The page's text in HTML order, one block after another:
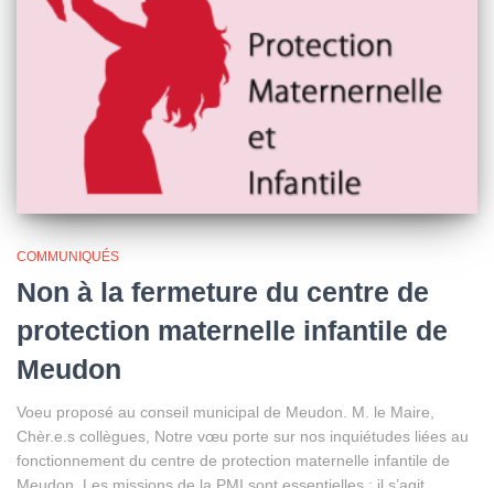
COMMUNIQUÉS
Non à la fermeture du centre de
protection maternelle infantile de
Meudon
Voeu proposé au conseil municipal de Meudon. M. le Maire,
Chèr.e.s collègues, Notre vœu porte sur nos inquiétudes liées au
fonctionnement du centre de protection maternelle infantile de